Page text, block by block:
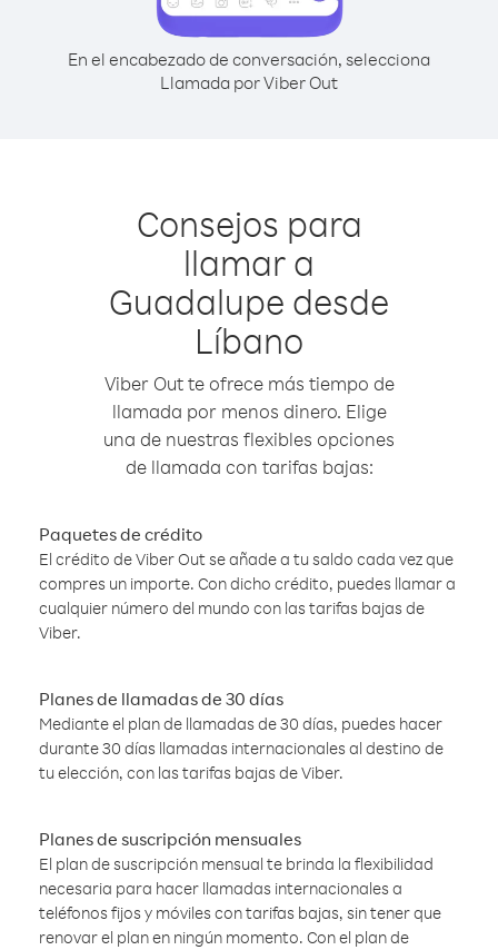
En el encabezado de conversación, selecciona
Llamada por Viber Out
Consejos para
llamar a
Guadalupe desde
Líbano
Viber Out te ofrece más tiempo de
llamada por menos dinero. Elige
una de nuestras flexibles opciones
de llamada con tarifas bajas:
Paquetes de crédito
El crédito de Viber Out se añade a tu saldo cada vez que
compres un importe. Con dicho crédito, puedes llamar a
cualquier número del mundo con las tarifas bajas de
Viber.
Planes de llamadas de 30 días
Mediante el plan de llamadas de 30 días, puedes hacer
durante 30 días llamadas internacionales al destino de
tu elección, con las tarifas bajas de Viber.
Planes de suscripción mensuales
El plan de suscripción mensual te brinda la flexibilidad
necesaria para hacer llamadas internacionales a
teléfonos fijos y móviles con tarifas bajas, sin tener que
renovar el plan en ningún momento. Con el plan de